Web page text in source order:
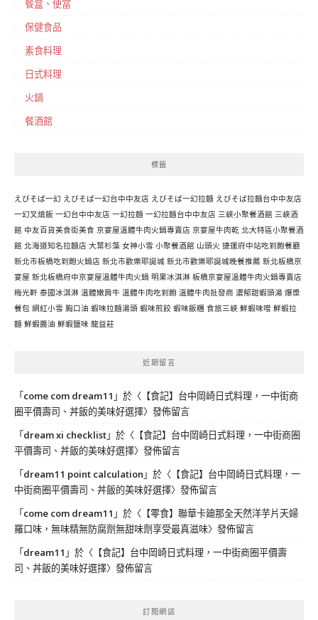
餐盒、便當
保健食品
素食料理
日式料理
火鍋
餐酒館
標籤
えびそば一幻 えびそば一幻台中中友店 えびそば一幻拉麵 えびそば拉麵台中中友店
一幻叉燒飯 一幻台中中友店 一幻拉麵 一幻拉麵台中中友店 三峽小聚餐酒館 三峽酒
館 中友百貨美食街美食 京宴屋溫體牛肉火鍋專賣店 京宴屋牛肉乾 北大特區小聚餐酒
館 北海道知名拉麵店 大葉杉藻 女神小雪 小聚餐酒館 山頭火 捷運府中站吃到飽餐廳
新北市板橋吃到飽火鍋店 新北市歡樂耶誕城 新北市歡樂耶誕城晚餐推薦 新北板橋京
宴屋 新北板橋府中京宴屋溫體牛肉火鍋 明果冰淇淋 板橋京宴屋溫體牛肉火鍋專賣店
梅光軒 泰國冰淇淋 溫體嫩肩牛 溫體牛肉吃到飽 溫體牛肉批發商 濃郁甜蝦頭湯 爆漿
餐包 網紅小雪 胸口油 蝦味拉麵湯頭 蝦味煎餃 蝦味飯糰 食旅三峽 鮮蝦味噌 鮮蝦拉
麵 鮮蝦醬油 鮮蝦鹽味 龍益莊
近期留言
「 come com dream11 」於〈 【食記】台中岡崎日式料理，一中街商
圈平價壽司、丼飯的美味好選擇〉發佈留言
「 dream xi checklist」於〈 【食記】台中岡崎日式料理，一中街商圈
平價壽司、丼飯的美味好選擇〉發佈留言
「 dream11 point calculation 」於〈 【食記】台中岡崎日式料理，一
中街商圈平價壽司、丼飯的美味好選擇〉發佈留言
「 come com dream11 」於〈 【零食】聯華卡廸那全天然洋芋片天婦
羅口味，無味精無防腐劑無甜味劑享受最真滋味〉發佈留言
「 dream11 」於〈 【食記】台中岡崎日式料理，一中街商圈平價壽
司、丼飯的美味好選擇〉發佈留言
訂閱網誌